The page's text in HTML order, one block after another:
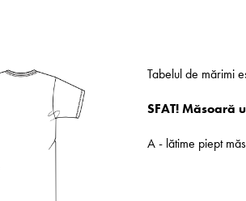
Tabelul de mărimi
SFAT! Măsoară
A - lătime piept